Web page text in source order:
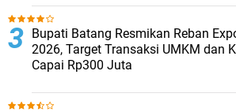
Bupati Batang Resmikan Reban
2026, Target Transaksi UMKM dan
Capai Rp300 Juta